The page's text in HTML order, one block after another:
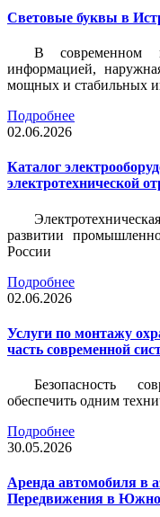
Световые буквы в
В современном
информацией,
мощных и стабильных
Подробнее
02.06.2026
Каталог
электротехнической
развитии
России
Подробнее
02.06.2026
Услуги по монтажу
часть современной
Безопасность
обеспечить одним
Подробнее
30.05.2026
Аренда автомобиля в
Передвижения в